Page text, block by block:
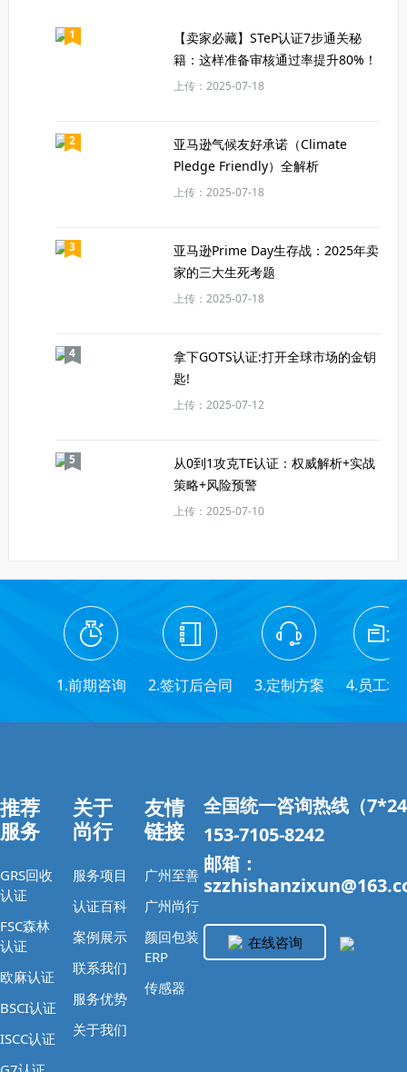
1
【卖家必藏】STeP认证7步通关秘
籍：这样准备审核通过率提升80%！
上传：2025-07-18
2
亚马逊气候友好承诺（Climate
Pledge Friendly）全解析
上传：2025-07-18
3
亚马逊Prime Day生存战：2025年卖
家的三大生死考题
上传：2025-07-18
4
拿下GOTS认证:打开全球市场的金钥
匙!
上传：2025-07-12
5
从0到1攻克TE认证：权威解析+实战
策略+风险预警
上传：2025-07-10
1.前期咨询 2.签订后合同 3.定制方案 4.员工培
推荐
服务
GRS回收
认证
FSC森林
认证
欧麻认证
BSCI认证
ISCC认证
关于
尚行
服务项目
认证百科
案例展示
联系我们
服务优势
关于我们
友情
链接
广州至善
广州尚行
颜回包装
ERP
传感器
全国统一咨询热线（
153-7105-8242
邮箱：
在线咨询